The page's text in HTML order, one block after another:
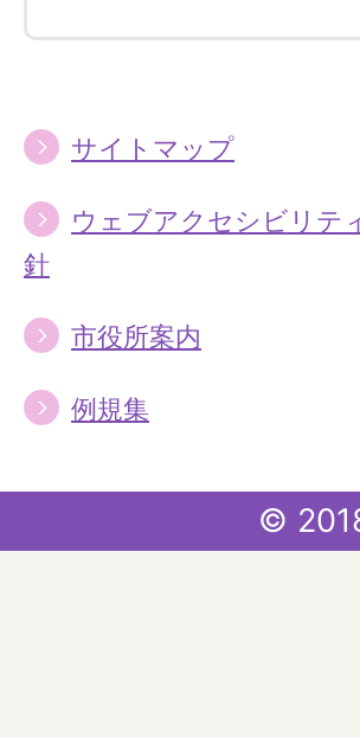
サイトマップ
ウェブアクセシビリテ
針
市役所案内
例規集
©